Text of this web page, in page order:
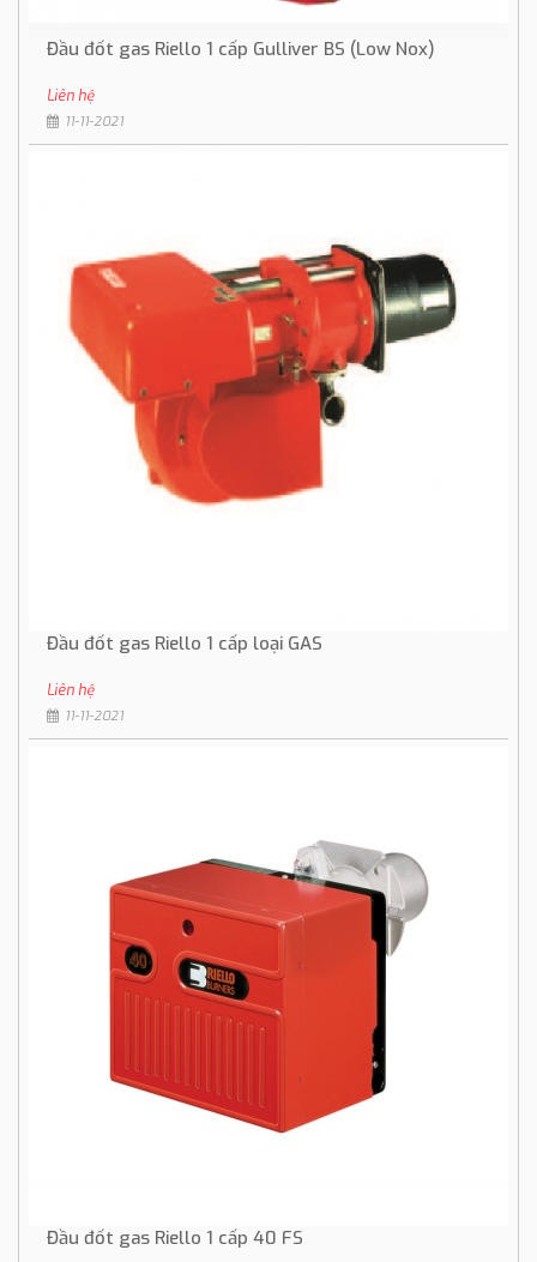
Đầu đốt gas Riello 1 cấp Gulliver BS (Low Nox)
Liên hệ
11-11-2021
Đầu đốt gas Riello 1 cấp loại GAS
Liên hệ
11-11-2021
Đầu đốt gas Riello 1 cấp 40 FS